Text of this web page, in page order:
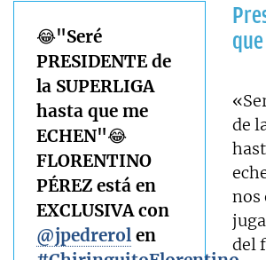
😂"Seré
PRESIDENTE de
la SUPERLIGA
hasta que me
ECHEN"😂
FLORENTINO
PÉREZ está en
EXCLUSIVA con
@jpedrerol en
de
nos
del